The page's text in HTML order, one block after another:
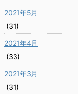
2021年5月
(31)
2021年4月
(33)
2021年3月
(31)